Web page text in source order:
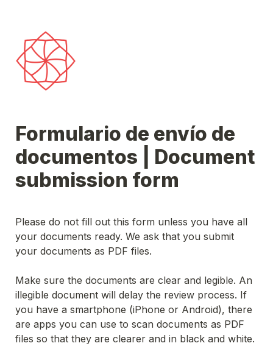
Formulario de envío de
documentos | Document
submission form
Please do not fill out this form unless you have all
your documents ready. We ask that you submit
your documents as PDF files.
Make sure the documents are clear and legible. An
illegible document will delay the review process. If
you have a smartphone (iPhone or Android), there
are apps you can use to scan documents as PDF
files so that they are clearer and in black and white.